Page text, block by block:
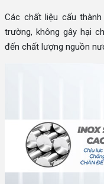
Các chất liệu cấu
trường, không gây hại
đến chất lượng nguồn